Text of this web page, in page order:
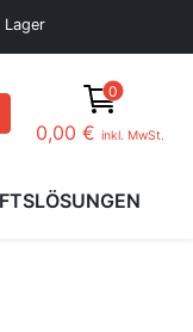
Lager
0
0,00 € inkl. MwSt.